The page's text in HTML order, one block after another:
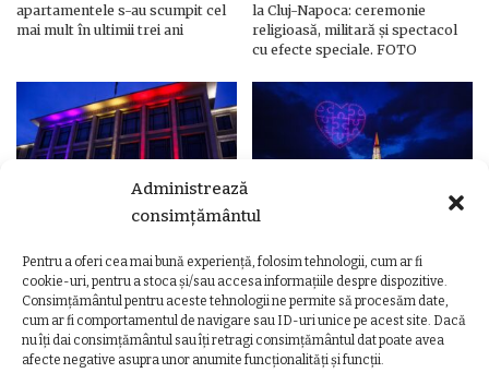
Administrează
consimțământul
Pentru a oferi cea mai bună experiență, folosim tehnologii, cum ar fi
cookie-uri, pentru a stoca și/sau accesa informațiile despre dispozitive.
Consimțământul pentru aceste tehnologii ne permite să procesăm date,
cum ar fi comportamentul de navigare sau ID-uri unice pe acest site. Dacă
nu îți dai consimțământul sau îți retragi consimțământul dat poate avea
afecte negative asupra unor anumite funcționalități și funcții.
apartamentele s-au scumpit cel
mai mult în ultimii trei ani
la Cluj-Napoca: ceremonie
religioasă, militară și spectacol
cu efecte speciale. FOTO
Ziua Unirii Principatelor Române
– Clădiri și poduri din Cluj,
iluminate în culorile drapelului
Ziua Unirii la Cluj-Napoca.
Programul complet al
evenimentelor